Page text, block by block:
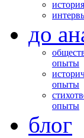
до
опыты
опыты
опыты
блог